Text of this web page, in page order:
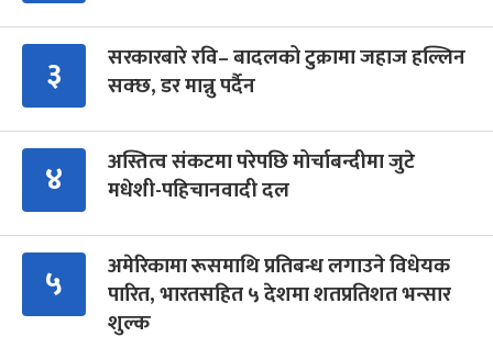
३
सरकारबारे रवि– बादलको टुक्रामा जहाज हल्लिन
सक्छ, डर मान्नु पर्दैन
४
अस्तित्व संकटमा परेपछि मोर्चाबन्दीमा जुटे
मधेशी-पहिचानवादी दल
५
अमेरिकामा रूसमाथि प्रतिबन्ध लगाउने विधेयक
पारित, भारतसहित ५ देशमा शतप्रतिशत भन्सार
शुल्क